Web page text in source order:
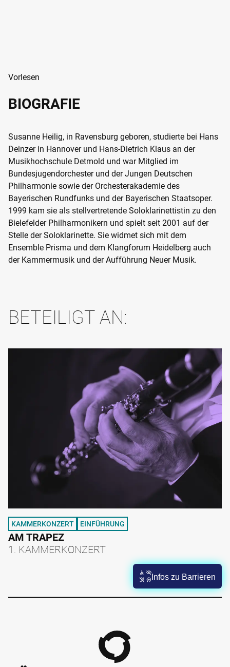
Vorlesen
BIOGRAFIE
Susanne Heilig, in Ravensburg geboren, studierte bei Hans
Deinzer in Hannover und Hans-Dietrich Klaus an der
Musikhochschule Detmold und war Mitglied im
Bundesjugendorchester und der Jungen Deutschen
Philharmonie sowie der Orchesterakademie des
Bayerischen Rundfunks und der Bayerischen Staatsoper.
1999 kam sie als stellvertretende Soloklarinettistin zu den
Bielefelder Philharmonikern und spielt seit 2001 auf der
Stelle der Soloklarinette. Sie widmet sich mit dem
Ensemble Prisma und dem Klangforum Heidelberg auch
der Kammermusik und der Aufführung Neuer Musik.
BETEILIGT AN:
KAMMERKONZERT EINFÜHRUNG
AM TRAPEZ
1. KAMMERKONZERT
Infos zu Barrieren